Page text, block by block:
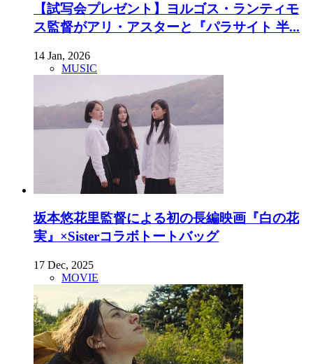
【試写会プレゼント】ヨルゴス・ランティモ
ス監督がアリ・アスターと『パラサイト 半...
14 Jan, 2026
MUSIC
坂本悠花里監督による初の長編映画『白の花
実』×Sisterコラボトートバッグ
17 Dec, 2025
MOVIE